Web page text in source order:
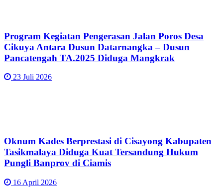
Program Kegiatan Pengerasan Jalan Poros Desa
Cikuya Antara Dusun Datarnangka – Dusun
Pancatengah TA.2025 Diduga Mangkrak
23 Juli 2026
Oknum Kades Berprestasi di Cisayong Kabupaten
Tasikmalaya Diduga Kuat Tersandung Hukum
Pungli Banprov di Ciamis
16 April 2026